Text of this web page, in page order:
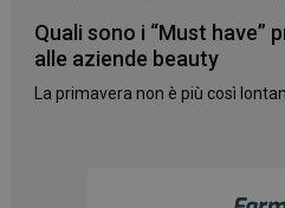
Quali sono i “Must have”
alle aziende beauty
La primavera non è più così